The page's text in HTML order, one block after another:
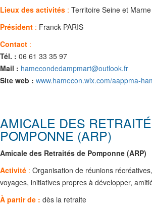
Lieux des activités : Territoire Seine et
Président : Franck PARIS
Contact :
Tél. : 06 61 33 35 97
Mail : hamecondedampmart@outlook.fr
Site web : www.hamecon.wix.com/aappma-
AMICALE DES
POMPONNE (ARP)
Amicale des Retraités de Pomponne (ARP)
Activité : Organisation de réunions
voyages, initiatives propres à développer,
À partir de : dès la retraite